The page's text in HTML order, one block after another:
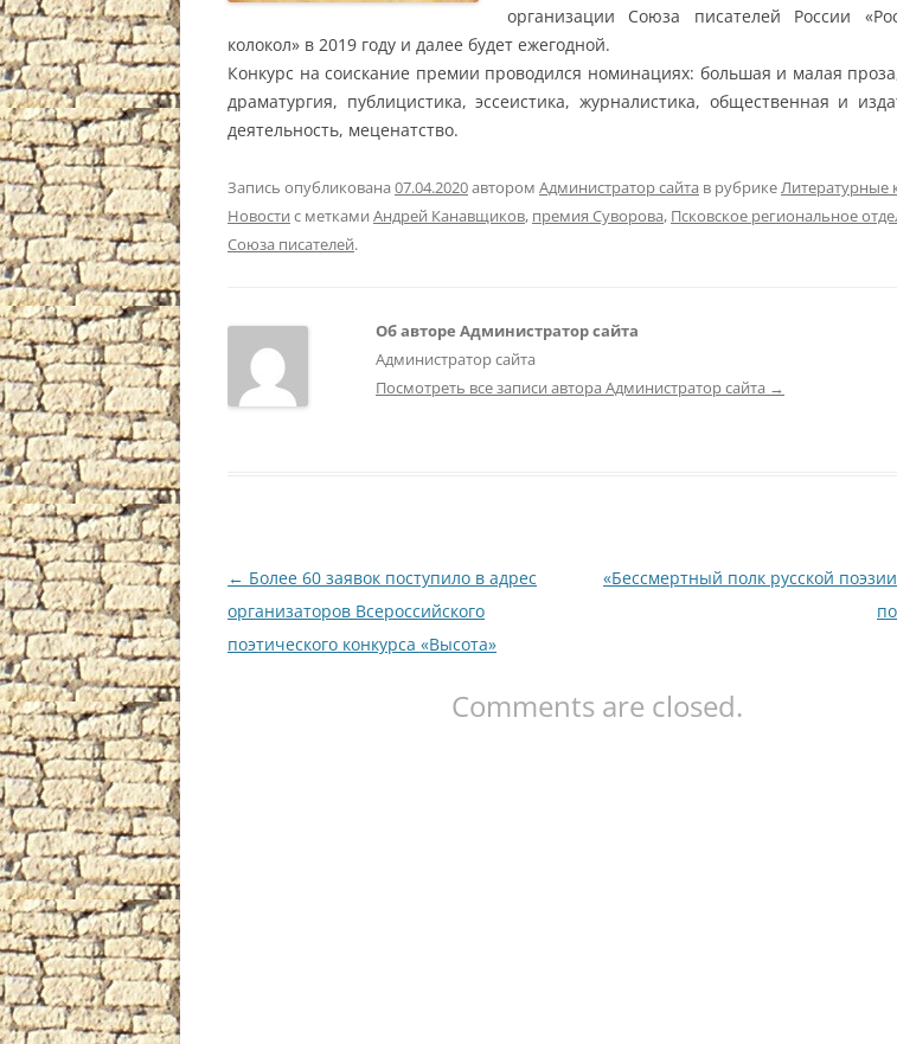
организации Союза писателей России
колокол» в 2019 году и далее будет ежегодной.
Конкурс на соискание премии проводился номинациях: большая и малая
драматургия, публицистика, эссеистика, журналистика, общественная и
деятельность, меценатство.
Запись опубликована 07.04.2020автором Администратор сайта в рубрикеЛитературные
Новости с метками Андрей Канавщиков, премия Суворова, Псковское региональное
Союза писателей.
Об авторе Администратор сайта
Администратор сайта
Посмотреть все записи автора Администратор сайта →
Навигация
по
записям
← Более 60 заявок поступило в адрес
организаторов Всероссийского
поэтического конкурса «Высота»
«Бессмертный полк русской
Comments are closed.